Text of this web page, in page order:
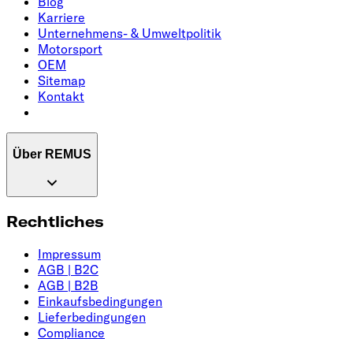
Karriere
Unternehmens- & Umweltpolitik
Motorsport
OEM
Sitemap
Kontakt
Über REMUS
Rechtliches
Impressum
AGB | B2C
AGB | B2B
Einkaufsbedingungen
Lieferbedingungen
Compliance